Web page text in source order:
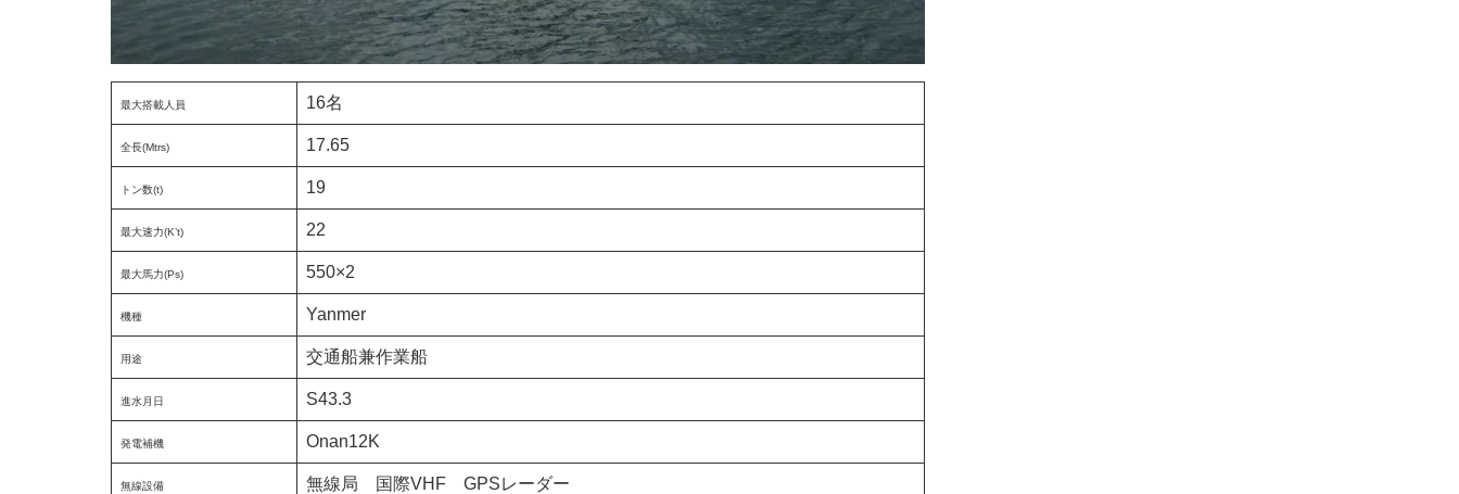
最大搭載人員 16名
全長(Mtrs) 17.65
トン数(t) 19
最大速力(K’t) 22
最大馬力(Ps) 550×2
機種 Yanmer
用途 交通船兼作業船
進水月日 S43.3
発電補機 Onan12K
無線設備 無線局 国際VHF GPSレーダー